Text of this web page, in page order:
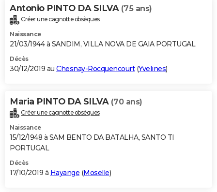
Antonio PINTO DA SILVA (75 ans)
Créer une cagnotte obsèques
Naissance
21/03/1944 à SANDIM, VILLA NOVA DE GAIA PORTUGAL
Décès
30/12/2019 au Chesnay-Rocquencourt(Yvelines)
Maria PINTO DA SILVA (70 ans)
Créer une cagnotte obsèques
Naissance
15/12/1948 à SAM BENTO DA BATALHA, SANTO TI
PORTUGAL
Décès
17/10/2019 à Hayange (Moselle)